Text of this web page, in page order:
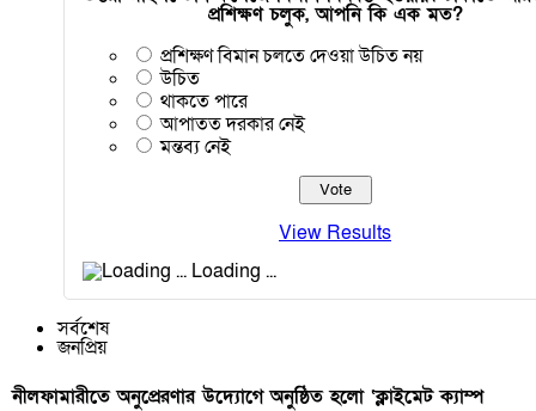
প্রশিক্ষণ চলুক, আপনি কি এক মত?
প্রশিক্ষণ বিমান চলতে দেওয়া উচিত নয়
উচিত
থাকতে পারে
আপাতত দরকার নেই
মন্তব্য নেই
View Results
Loading ...
সর্বশেষ
জনপ্রিয়
নীলফামারীতে অনুপ্রেরণার উদ্যোগে অনুষ্ঠিত হলো ‘ক্লাইমেট ক্যাম্প